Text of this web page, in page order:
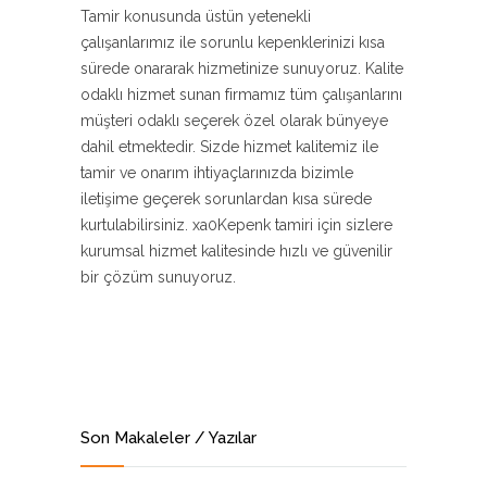
Tamir konusunda üstün yetenekli
çalışanlarımız ile sorunlu kepenklerinizi kısa
sürede onararak hizmetinize sunuyoruz. Kalite
odaklı hizmet sunan firmamız tüm çalışanlarını
müşteri odaklı seçerek özel olarak bünyeye
dahil etmektedir. Sizde hizmet kalitemiz ile
tamir ve onarım ihtiyaçlarınızda bizimle
iletişime geçerek sorunlardan kısa sürede
kurtulabilirsiniz. xa0Kepenk tamiri için sizlere
kurumsal hizmet kalitesinde hızlı ve güvenilir
bir çözüm sunuyoruz.
Son Makaleler / Yazılar